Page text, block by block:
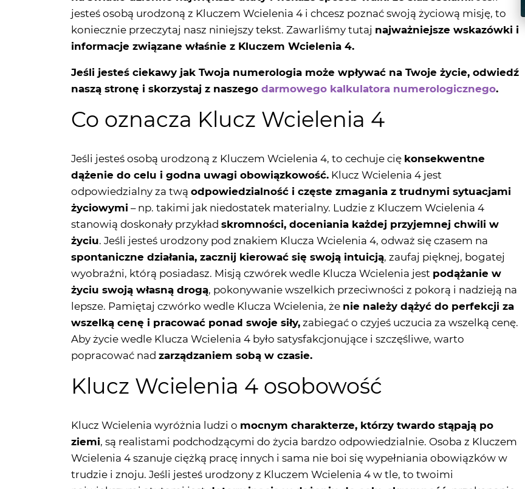
informacje związane właśnie z Kluczem Wcielenia 4.
Jeśli jesteś ciekawy jak Twoja numerologia może wpływać na Twoje życie, odwiedź
naszą stronę i skorzystaj z naszegodarmowego kalkulatora numerologicznego
Co oznacza Klucz Wcielenia 4
Jeśli jesteś osobą urodzoną z Kluczem Wcielenia 4, to cechuje cię
życiowymi – np. takimi jak niedostatek materialny. Ludzie z Kluczem Wcielenia 4
stanowią doskonały przykład skromności, doceniania każdej przyjemnej chwili w
życiu . Jeśli jesteś urodzony pod znakiem Klucza Wcielenia 4, odważ się czasem na
spontaniczne działania, zacznij kierować się swoją intuicją, zaufaj pięknej, bogatej
wyobraźni, którą posiadasz. Misją czwórek wedle Klucza Wcielenia jestpodążanie w
życiu swoją własną drogą , pokonywanie wszelkich przeciwności z pokorą i nadzieją na
lepsze. Pamiętaj czwórko wedle Klucza Wcielenia, że nie należy dążyć do perfekcji za
wszelką cenę i pracować ponad swoje siły,zabiegać o czyjeś uczucia za wszelką cenę.
Aby życie wedle Klucza Wcielenia 4 było satysfakcjonujące i szczęśliwe, warto
popracować nad zarządzaniem sobą w czasie.
Klucz Wcielenia 4 osobowość
Klucz Wcielenia wyróżnia ludzi o
mocnym charakterze, którzy twardo stąpają po
trudzie i znoju. Jeśli jesteś urodzony z Kluczem Wcielenia 4 w tle, to twoimi
największymi atutami jestdeterminacja w dążeniu do celu, skromność, przekonanie,
że wszystko osiąga się własnymi rękami bez liczenia na żadne znajomości, czy rodzinne
koneksje. Otoczenie podziwia i szanuje osoby z Kluczem Wcielenia 4, choć często uważa